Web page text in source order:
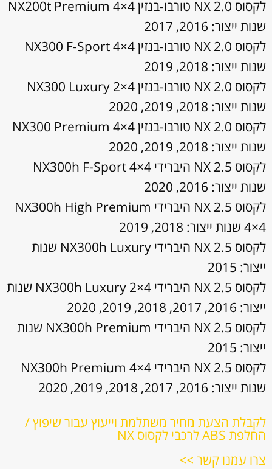
לקסוס NX 2.0 טורבו-בנזין NX200t Premium 4×4
שנות ייצור: 2016, 2017
לקסוס NX 2.0 טורבו-בנזין NX300 F-Sport 4×4
שנות ייצור: 2018, 2019
לקסוס NX 2.0 טורבו-בנזין NX300 Luxury 2×4
שנות ייצור: 2018, 2019, 2020
לקסוס NX 2.0 טורבו-בנזין NX300 Premium 4×4
שנות ייצור: 2018, 2019, 2020
לקסוס NX 2.5 היברידי NX300h F-Sport 4×4
שנות ייצור: 2016, 2020
לקסוס NX 2.5 היברידי NX300h High Premium
4×4 שנות ייצור: 2018, 2019
לקסוס NX 2.5 היברידי NX300h Luxury שנות
ייצור: 2015
לקסוס NX 2.5 היברידי NX300h Luxury 2×4 שנות
ייצור: 2016, 2017, 2018, 2019, 2020
לקסוס NX 2.5 היברידי NX300h Premium שנות
ייצור: 2015
לקסוס NX 2.5 היברידי NX300h Premium 4×4
שנות ייצור: 2016, 2017, 2018, 2019, 2020
לקבלת הצעת מחיר משתלמת וייעוץ עבור שיפוץ /
החלפת ABS לרכבי לקסוס NX
צרו עמנו קשר >>